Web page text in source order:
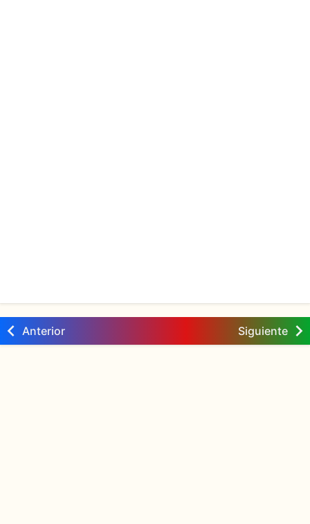
Anterior Siguiente